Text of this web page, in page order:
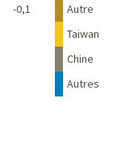
-0,1
Autre
Taiwan
Chine
Autres